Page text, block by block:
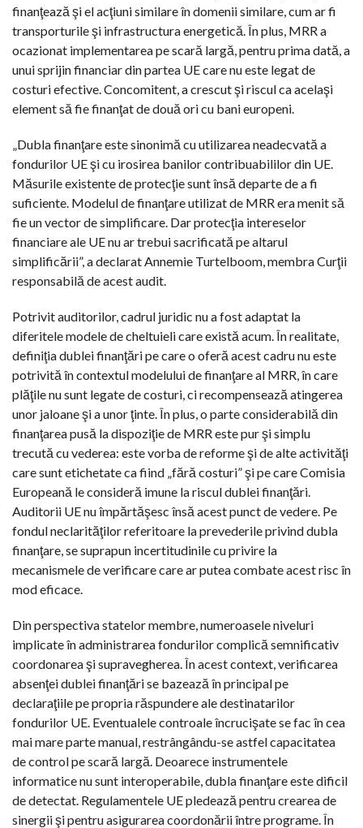
finanţează şi el acţiuni similare în domenii similare, cum ar fi
transporturile şi infrastructura energetică. În plus, MRR a
ocazionat implementarea pe scară largă, pentru prima dată, a
unui sprijin financiar din partea UE care nu este legat de
costuri efective. Concomitent, a crescut şi riscul ca acelaşi
element să fie finanţat de două ori cu bani europeni.
„Dubla finanţare este sinonimă cu utilizarea neadecvată a
fondurilor UE şi cu irosirea banilor contribuabililor din UE.
Măsurile existente de protecţie sunt însă departe de a fi
suficiente. Modelul de finanţare utilizat de MRR era menit să
fie un vector de simplificare. Dar protecţia intereselor
financiare ale UE nu ar trebui sacrificată pe altarul
simplificării”, a declarat Annemie Turtelboom, membra Curţii
responsabilă de acest audit.
Potrivit auditorilor, cadrul juridic nu a fost adaptat la
diferitele modele de cheltuieli care există acum. În realitate,
definiţia dublei finanţări pe care o oferă acest cadru nu este
potrivită în contextul modelului de finanţare al MRR, în care
plăţile nu sunt legate de costuri, ci recompensează atingerea
unor jaloane şi a unor ţinte. În plus, o parte considerabilă din
finanţarea pusă la dispoziţie de MRR este pur şi simplu
trecută cu vederea: este vorba de reforme şi de alte activităţi
care sunt etichetate ca fiind „fără costuri” şi pe care Comisia
Europeană le consideră imune la riscul dublei finanţări.
Auditorii UE nu împărtăşesc însă acest punct de vedere. Pe
fondul neclarităţilor referitoare la prevederile privind dubla
finanţare, se suprapun incertitudinile cu privire la
mecanismele de verificare care ar putea combate acest risc în
mod eficace.
Din perspectiva statelor membre, numeroasele niveluri
implicate în administrarea fondurilor complică semnificativ
coordonarea şi supravegherea. În acest context, verificarea
absenţei dublei finanţări se bazează în principal pe
declaraţiile pe propria răspundere ale destinatarilor
fondurilor UE. Eventualele controale încrucişate se fac în cea
mai mare parte manual, restrângându-se astfel capacitatea
de control pe scară largă. Deoarece instrumentele
informatice nu sunt interoperabile, dubla finanţare este dificil
de detectat. Regulamentele UE pledează pentru crearea de
sinergii şi pentru asigurarea coordonării între programe. În